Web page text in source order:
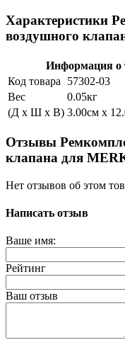
Характеристики
воздушного
Информация о
Код товара
57302-03
Вес
0.05кг
(Д x Ш x В) 3.00см x
Отзывы
клапана для
Нет отзывов об этом
Написать отзыв
Ваше имя:
Рейтинг
Ваш отзыв